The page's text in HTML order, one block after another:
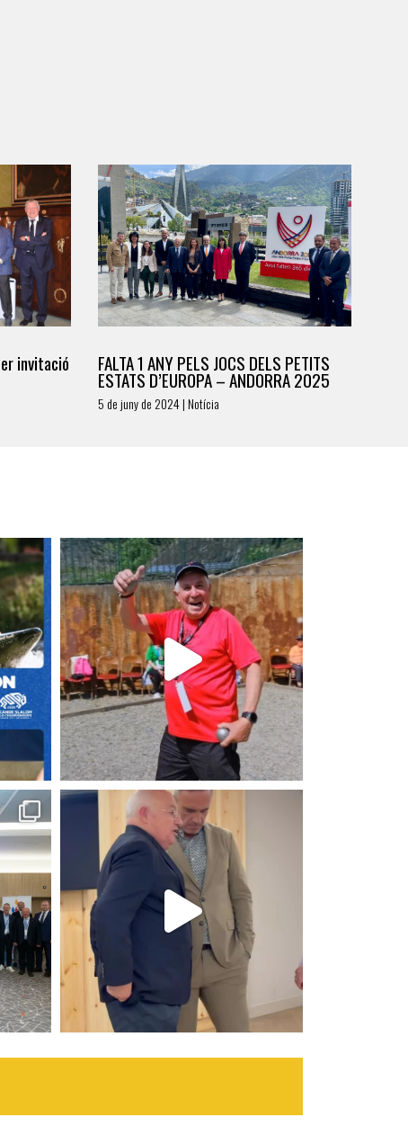
invitació FALTA 1 ANY PELS JOCS DELS PETITS
ESTATS D’EUROPA – ANDORRA 2025
5 de juny de 2024 | Notícia